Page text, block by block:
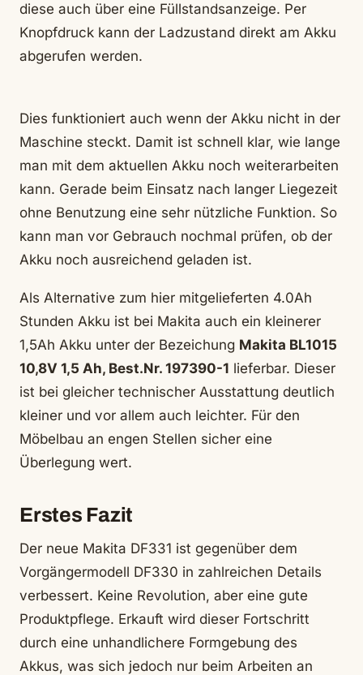
diese auch über eine Füllstandsanzeige. Per
Knopfdruck kann der Ladzustand direkt am Akku
abgerufen werden.
Dies funktioniert auch wenn der Akku nicht in der
Maschine steckt. Damit ist schnell klar, wie lange
man mit dem aktuellen Akku noch weiterarbeiten
kann. Gerade beim Einsatz nach langer Liegezeit
ohne Benutzung eine sehr nützliche Funktion. So
kann man vor Gebrauch nochmal prüfen, ob der
Akku noch ausreichend geladen ist.
Als Alternative zum hier mitgelieferten 4.0Ah
Stunden Akku ist bei Makita auch ein kleinerer
1,5Ah Akku unter der Bezeichung Makita BL1015
10,8V 1,5 Ah, Best.Nr. 197390-1 lieferbar. Dieser
ist bei gleicher technischer Ausstattung deutlich
kleiner und vor allem auch leichter. Für den
Möbelbau an engen Stellen sicher eine
Überlegung wert.
Erstes Fazit
Der neue Makita DF331 ist gegenüber dem
Vorgängermodell DF330 in zahlreichen Details
verbessert. Keine Revolution, aber eine gute
Produktpflege. Erkauft wird dieser Fortschritt
durch eine unhandlichere Formgebung des
Akkus, was sich jedoch nur beim Arbeiten an